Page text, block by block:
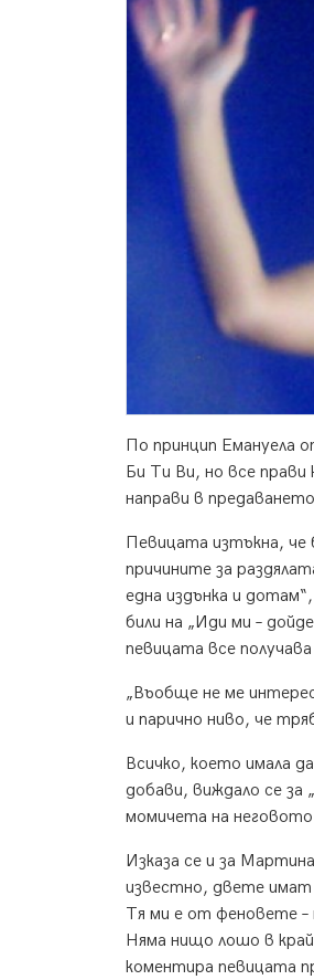
По принцип Емануела
Би Ти Ви, но все прави
направи в
Певицата изтъкна, че
причините за
една издънка и
били на „Иди ми –
певицата все
„Въобще не ме
и парично ниво, че
Всичко, което имала
добави, виждало се за
момичета на неговото
Изказа се и за
известно, двете имат
Тя ми е от феновете
Няма нищо лошо в
коментира певицата